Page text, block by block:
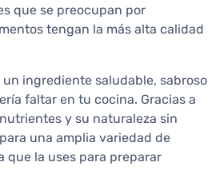
que se preocupan por
tengan la más alta calidad
un ingrediente saludable, sabroso
faltar en tu cocina. Gracias a
y su naturaleza sin
una amplia variedad de
que la uses para preparar